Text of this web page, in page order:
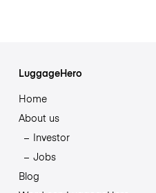
LuggageHero
Home
About us
Investor
Jobs
Blog